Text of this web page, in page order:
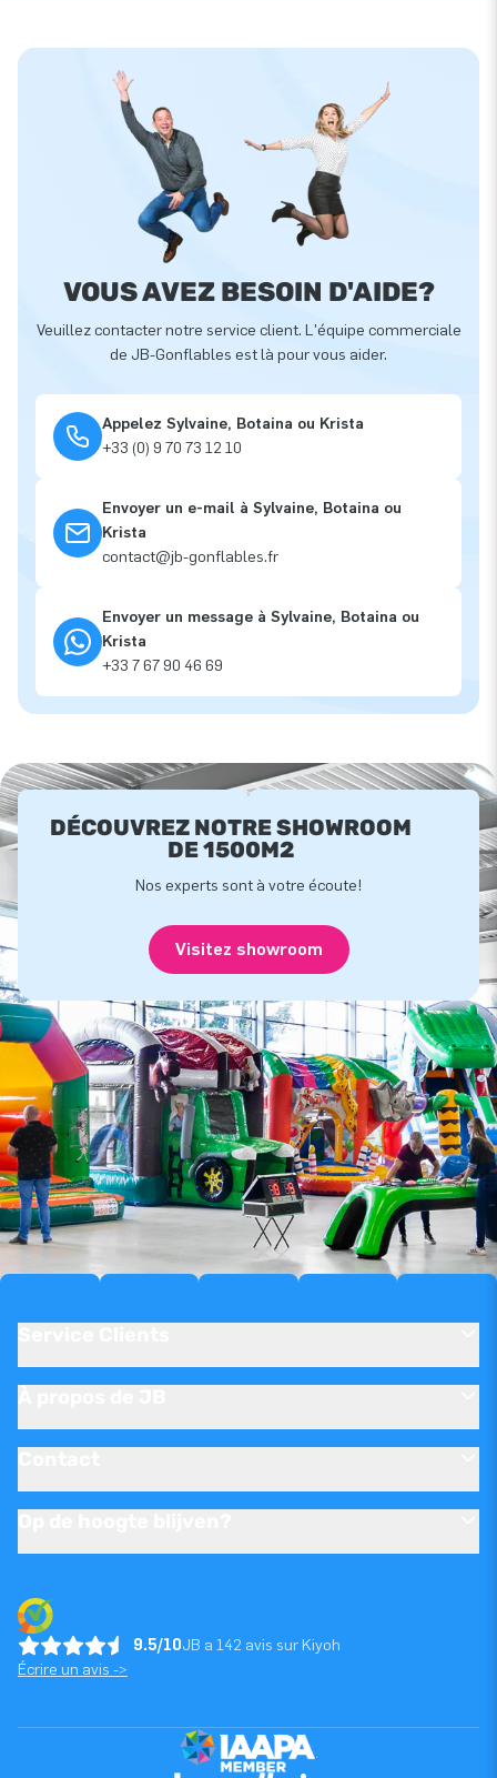
VOUS AVEZ BESOIN D'AIDE?
Veuillez contacter notre service client. L'équipe commerciale
de JB-Gonflables est là pour vous aider.
Appelez Sylvaine, Botaina ou Krista
+33 (0) 9 70 73 12 10
Envoyer un e-mail à Sylvaine, Botaina ou
Krista
contact@jb-gonflables.fr
Envoyer un message à Sylvaine, Botaina ou
Krista
+33 7 67 90 46 69
DÉCOUVREZ NOTRE SHOWROOM
DE 1500M2
Nos experts sont à votre écoute!
Visitez showroom
9.5/10JB a 142 avis sur Kiyoh
Écrire un avis ->